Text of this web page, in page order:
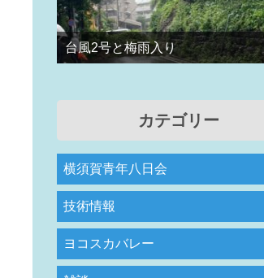
台風2号と梅雨入り
カテゴリー
横須賀青年八日会
技術情報
ヨコスカバレー